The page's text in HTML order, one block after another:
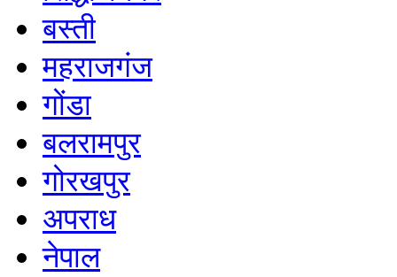
बस्ती
महराजगंज
गोंडा
बलरामपुर
गोरखपुर
अपराध
नेपाल